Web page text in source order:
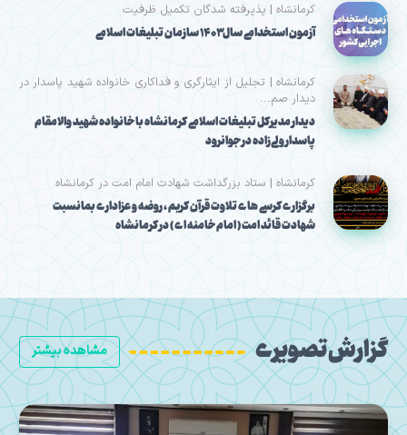
کرمانشاه | پذیرفته شدگان تکمیل ظرفیت
آزمون استخدامی سال۱۴۰۳ سازمان تبلیغات اسلامی
کرمانشاه | تجلیل از ایثارگری و فداکاری خانواده شهید پاسدار در
دیدار صم...
دیدار مدیرکل تبلیغات اسلامی کرمانشاه با خانواده شهید والامقام
پاسدار ولی‌زاده در جوانرود
کرمانشاه | ستاد بزرگداشت شهادت امام امت در کرمانشاه
برگزاری کرسی های تلاوت قرآن کریم ، روضه و عزاداری بمانسبت
شهادت قائد امت ( امام خامنه ای ) در کرمانشاه
مشاهده بیشتر گزارش تصویری